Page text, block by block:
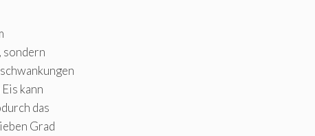
sondern
kann
das
Grad